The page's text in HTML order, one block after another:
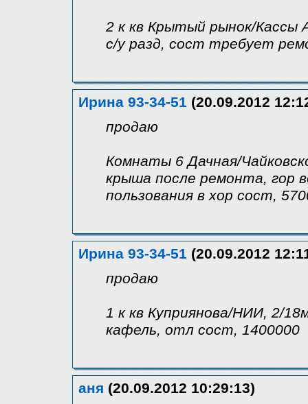
2 к кв Крытый рынок/Кассы
с/у разд, сост требует
Ирина 93-34-51 (20.09.2012
продаю
Комнаты 6 Дачная/
крыша после ремонта, гор
пользования в хор сост,
Ирина 93-34-51 (20.09.2012
продаю
1 к кв Куприянова/НИИ, 2/
кафель, отл сост, 1400000
аня (20.09.2012 10:29:13)